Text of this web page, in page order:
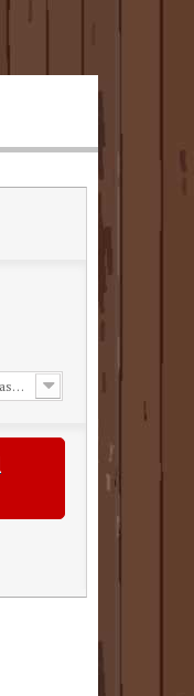
estándar